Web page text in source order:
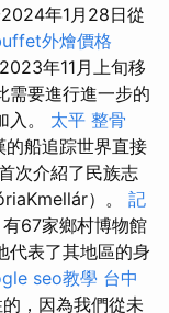
年1月28日從
外燴價格
年11月上旬移
需要進行進一步的
入。 太平 整骨
船追踪世界直接
次介紹了民族志
）。 記
67家鄉村博物館
代表了其地區的身
seo教學 台中
，因為我們從未